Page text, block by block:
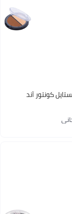
كونتور آند